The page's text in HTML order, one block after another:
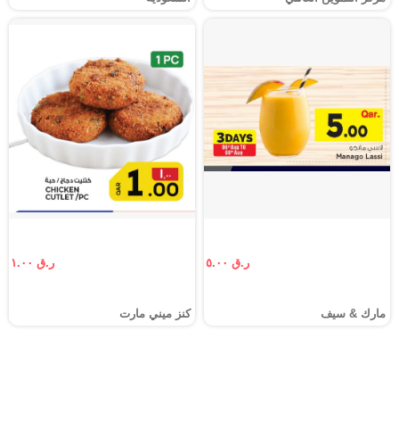
ر.ق ٥.٠٠
مارك & سيف
ر.ق ١.٠٠
كنز ميني مارت